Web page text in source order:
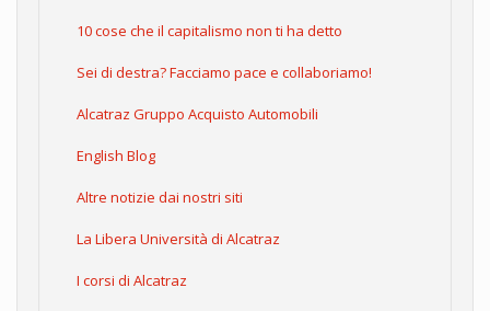
10 cose che il capitalismo non ti ha detto
Sei di destra? Facciamo pace e collaboriamo!
Alcatraz Gruppo Acquisto Automobili
English Blog
Altre notizie dai nostri siti
La Libera Università di Alcatraz
I corsi di Alcatraz